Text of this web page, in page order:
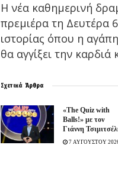
Η νέα καθημερινή
πρεμιέρα τη Δευτέρα
ιστορίας όπου η
θα αγγίξει την καρδιά
Σχετικά Άρθρα
«The Quiz with
Balls!» με τον
Γιάννη
7 ΑΥΓΟΥΣΤΟΥ